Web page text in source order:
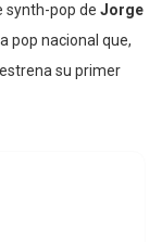
synth-pop de Jorge
pop nacional que,
su primer